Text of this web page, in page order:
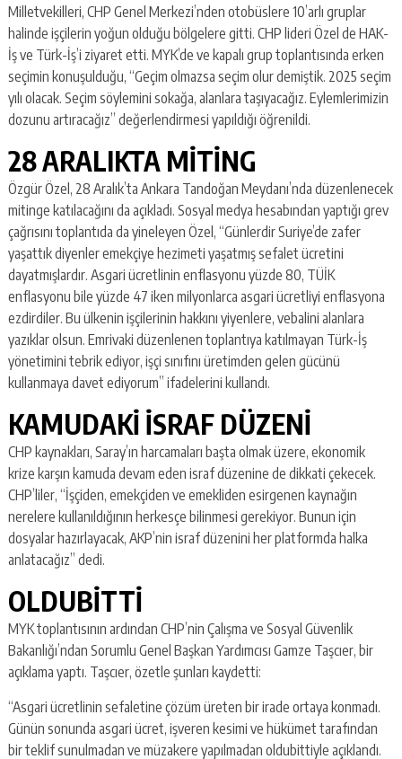
Milletvekilleri, CHP Genel Merkezi’nden otobüslere 10’arlı gruplar
halinde işçilerin yoğun olduğu bölgelere gitti. CHP lideri Özel de HAK-
İş ve Türk-İş’i ziyaret etti. MYK’de ve kapalı grup toplantısında erken
seçimin konuşulduğu, “Geçim olmazsa seçim olur demiştik. 2025 seçim
yılı olacak. Seçim söylemini sokağa, alanlara taşıyacağız. Eylemlerimizin
dozunu artıracağız” değerlendirmesi yapıldığı öğrenildi.
28 ARALIKTA MİTİNG
Özgür Özel, 28 Aralık’ta Ankara Tandoğan Meydanı’nda düzenlenecek
mitinge katılacağını da açıkladı. Sosyal medya hesabından yaptığı grev
çağrısını toplantıda da yineleyen Özel, “Günlerdir Suriye’de zafer
yaşattık diyenler emekçiye hezimeti yaşatmış sefalet ücretini
dayatmışlardır. Asgari ücretlinin enflasyonu yüzde 80, TÜİK
enflasyonu bile yüzde 47 iken milyonlarca asgari ücretliyi enflasyona
ezdirdiler. Bu ülkenin işçilerinin hakkını yiyenlere, vebalini alanlara
yazıklar olsun. Emrivaki düzenlenen toplantıya katılmayan Türk-İş
yönetimini tebrik ediyor, işçi sınıfını üretimden gelen gücünü
kullanmaya davet ediyorum” ifadelerini kullandı.
KAMUDAKİ İSRAF DÜZENİ
CHP kaynakları, Saray’ın harcamaları başta olmak üzere, ekonomik
krize karşın kamuda devam eden israf düzenine de dikkati çekecek.
CHP’liler, “İşçiden, emekçiden ve emekliden esirgenen kaynağın
nerelere kullanıldığının herkesçe bilinmesi gerekiyor. Bunun için
dosyalar hazırlayacak, AKP’nin israf düzenini her platformda halka
anlatacağız” dedi.
OLDUBİTTİ
MYK toplantısının ardından CHP’nin Çalışma ve Sosyal Güvenlik
Bakanlığı’ndan Sorumlu Genel Başkan Yardımcısı Gamze Taşcıer, bir
açıklama yaptı. Taşcıer, özetle şunları kaydetti:
“Asgari ücretlinin sefaletine çözüm üreten bir irade ortaya konmadı.
Günün sonunda asgari ücret, işveren kesimi ve hükümet tarafından
bir teklif sunulmadan ve müzakere yapılmadan oldubittiyle açıklandı.